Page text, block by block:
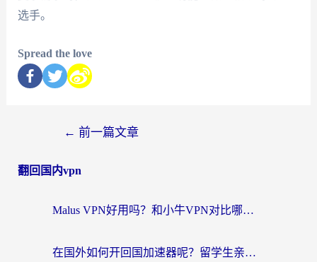
选手。
Spread the love
← 前一篇文章
翻回国内vpn
Malus VPN好用吗？和小牛VPN对比哪个回国效果更好？海外党亲测实用指南
在国外如何开回国加速器呢？留学生亲测的无缝访问国内资源指南